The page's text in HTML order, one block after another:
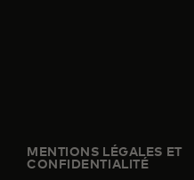
MENTIONS LÉGALES ET
CONFIDENTIALITÉ